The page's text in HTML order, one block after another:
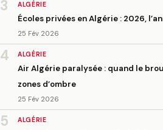
3 ALGÉRIE
Écoles privées en Algérie : 2026,
25 Fév 2026
4 ALGÉRIE
Air Algérie paralysée : quand le
zones d’ombre
25 Fév 2026
5 ALGÉRIE